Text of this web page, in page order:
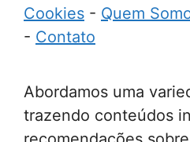
Cookies - Quem
- Contato
Abordamos uma
trazendo conteúdos